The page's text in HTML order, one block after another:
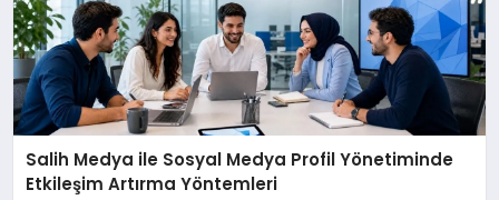
Salih Medya ile Sosyal Medya Profil Yönetiminde
Etkileşim Artırma Yöntemleri